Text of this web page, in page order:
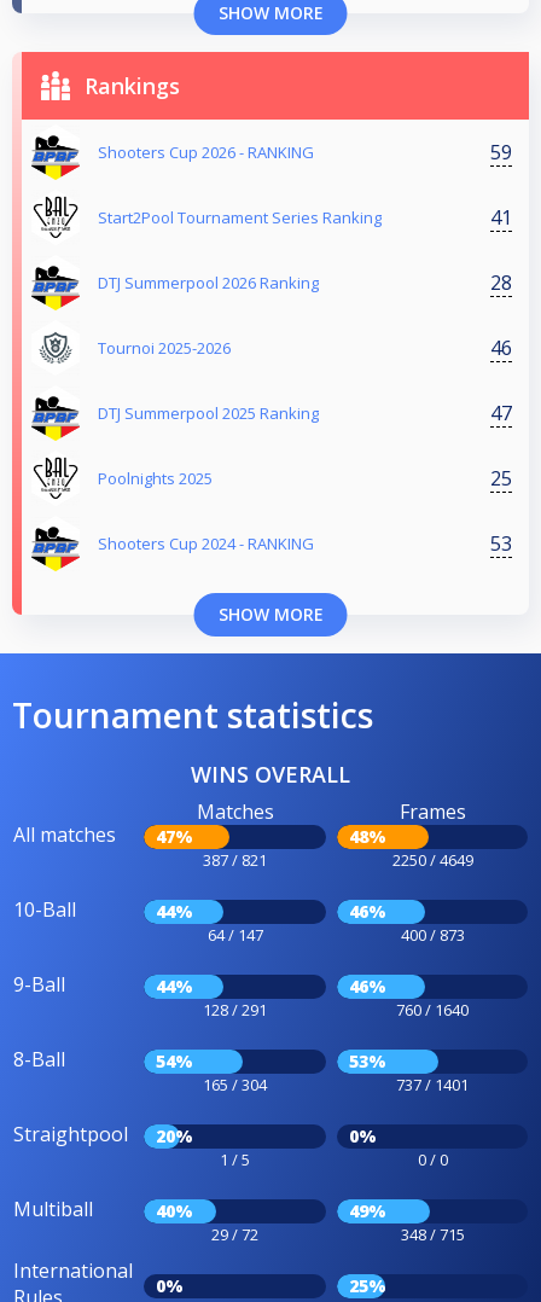
SHOW MORE
Rankings
Shooters Cup 2026 - RANKING 59
Start2Pool Tournament Series Ranking 41
DTJ Summerpool 2026 Ranking 28
Tournoi 2025-2026 46
DTJ Summerpool 2025 Ranking 47
Poolnights 2025 25
Shooters Cup 2024 - RANKING 53
SHOW MORE
Tournament statistics
WINS OVERALL
All matches
Matches
47%
387 / 821
Frames
48%
2250 / 4649
10-Ball 44%
64 / 147
46%
400 / 873
9-Ball 44%
128 / 291
46%
760 / 1640
8-Ball 54%
165 / 304
53%
737 / 1401
Straightpool 20%
1 / 5
0%
0 / 0
Multiball 40%
29 / 72
49%
348 / 715
International
0% 25%